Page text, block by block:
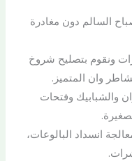
السالم دون مغادرة
ونقوم بتصليح شروخ
وان المتميز.
والشبابيك وفتحات
انسداد البالوعات،